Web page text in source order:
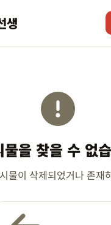
생
물을 찾을 수 없
물이 삭제되었거나 존재